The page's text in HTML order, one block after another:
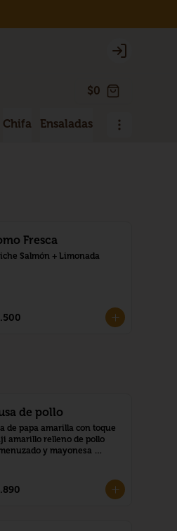
Login
$0
Chifa Ensaladas Sopas
Fresca
Salmón + Limonada
de pollo
de papa amarilla con toque
amarillo relleno de pollo
y mayonesa